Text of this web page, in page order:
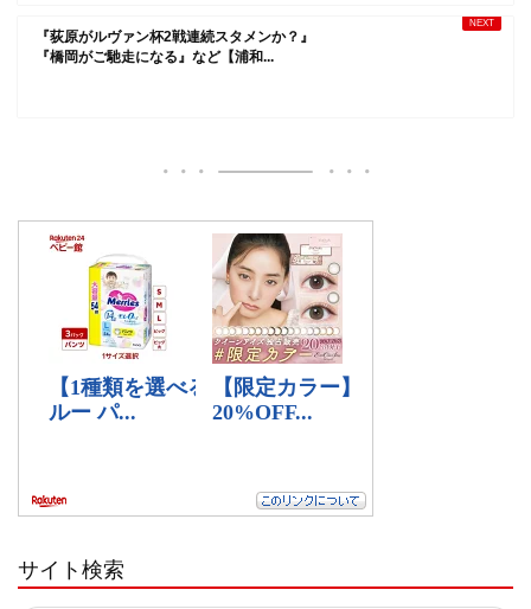
『荻原がルヴァン杯2戦連続スタメンか？』
『橋岡がご馳走になる』など【浦和...
サイト検索